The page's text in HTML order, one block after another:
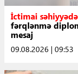
İctimai
fərqlənmə
mesaj
09.08.2026 | 09:53